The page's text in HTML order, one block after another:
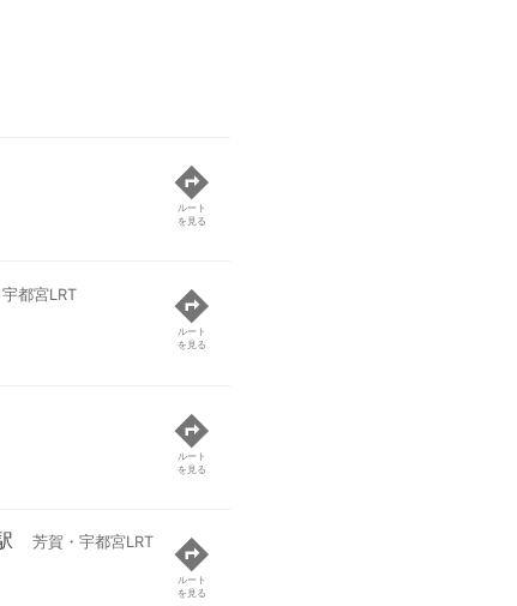
ルート
を見る
都宮LRT
ルート
を見る
ルート
を見る
芳賀・宇都宮LRT
ルート
を見る